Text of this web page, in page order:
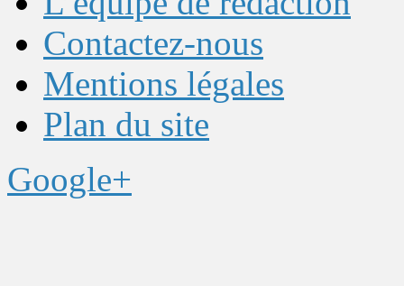
Contactez-nous
Mentions légales
Plan du site
Google+